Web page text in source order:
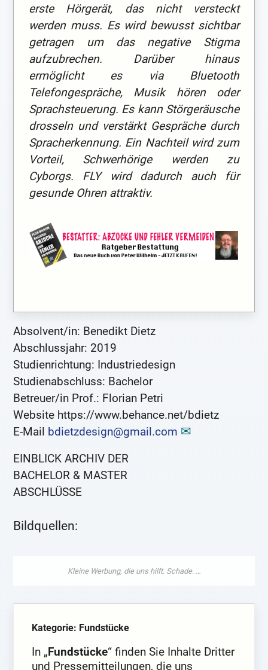
erste Hörgerät, das nicht versteckt
werden muss. Es wird bewusst sichtbar
getragen um das negative Stigma
aufzubrechen. Darüber hinaus
ermöglicht es via Bluetooth
Telefongespräche, Musik hören oder
Sprachsteuerung. Es kann Störgeräusche
drosseln und verstärkt Gespräche durch
Spracherkennung. Ein Nachteil wird zum
Vorteil, Schwerhörige werden zu
Cyborgs. FLY wird dadurch auch für
gesunde Ohren attraktiv.
Absolvent/in: Benedikt Dietz
Abschlussjahr: 2019
Studienrichtung: Industriedesign
Studienabschluss: Bachelor
Betreuer/in Prof.: Florian Petri
Website https://www.behance.net/bdietz
E-Mail bdietzdesign@gmail.com
EINBLICK ARCHIV DER
BACHELOR & MASTER
ABSCHLÜSSE
Bildquellen:
Kategorie: Fundstücke
In „Fundstücke“ finden Sie Inhalte Dritter
und Pressemitteilungen, die uns